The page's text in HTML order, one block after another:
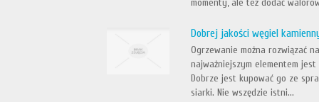
momenty, ale też dodać
Dobrej jakości węgiel
Ogrzewanie można rozwiązać
najważniejszym elementem
Dobrze jest kupować go ze
siarki. Nie wszędzie istni...